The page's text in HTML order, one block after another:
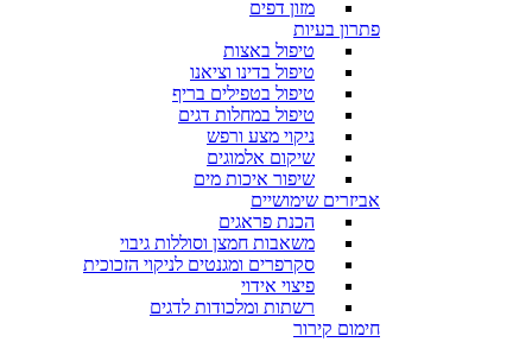
מזון דפים
פתרון בעיות
טיפול באצות
טיפול בדינו וציאנו
טיפול בטפילים בריף
טיפול במחלות דגים
ניקוי מצע ורפש
שיקום אלמוגים
שיפור איכות מים
אביזרים שימושיים
הכנת פראגים
משאבות חמצן וסוללות גיבוי
סקרפרים ומגנטים לניקוי הזכוכית
פיצוי אידוי
רשתות ומלכודות לדגים
חימום קירור